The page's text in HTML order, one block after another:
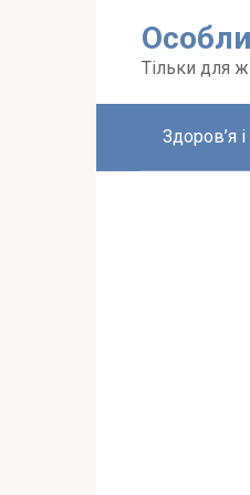
Тільки для
Здоров’я